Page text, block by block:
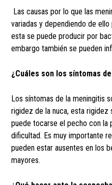
Las causas por lo que las
variadas y dependiendo de
esta se puede producir por
embargo también se pueden
¿Cuáles son los síntomas
Los síntomas de la meningitis
rigidez de la nuca, esta
puede tocarse el pecho con la
dificultad. Es muy importante
pueden estar ausentes en los
mayores.